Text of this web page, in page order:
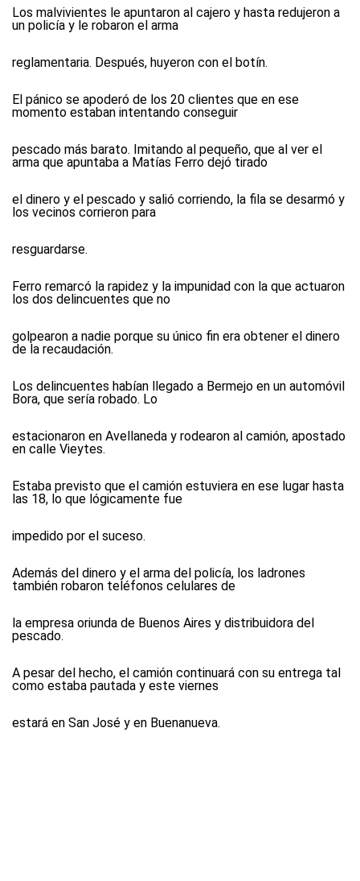
Los malvivientes le apuntaron al cajero y hasta redujeron a
un policía y le robaron el arma
reglamentaria. Después, huyeron con el botín.
El pánico se apoderó de los 20 clientes que en ese
momento estaban intentando conseguir
pescado más barato. Imitando al pequeño, que al ver el
arma que apuntaba a Matías Ferro dejó tirado
el dinero y el pescado y salió corriendo, la fila se desarmó y
los vecinos corrieron para
resguardarse.
Ferro remarcó la rapidez y la impunidad con la que actuaron
los dos delincuentes que no
golpearon a nadie porque su único fin era obtener el dinero
de la recaudación.
Los delincuentes habían llegado a Bermejo en un automóvil
Bora, que sería robado. Lo
estacionaron en Avellaneda y rodearon al camión, apostado
en calle Vieytes.
Estaba previsto que el camión estuviera en ese lugar hasta
las 18, lo que lógicamente fue
impedido por el suceso.
Además del dinero y el arma del policía, los ladrones
también robaron teléfonos celulares de
la empresa oriunda de Buenos Aires y distribuidora del
pescado.
A pesar del hecho, el camión continuará con su entrega tal
como estaba pautada y este viernes
estará en San José y en Buenanueva.